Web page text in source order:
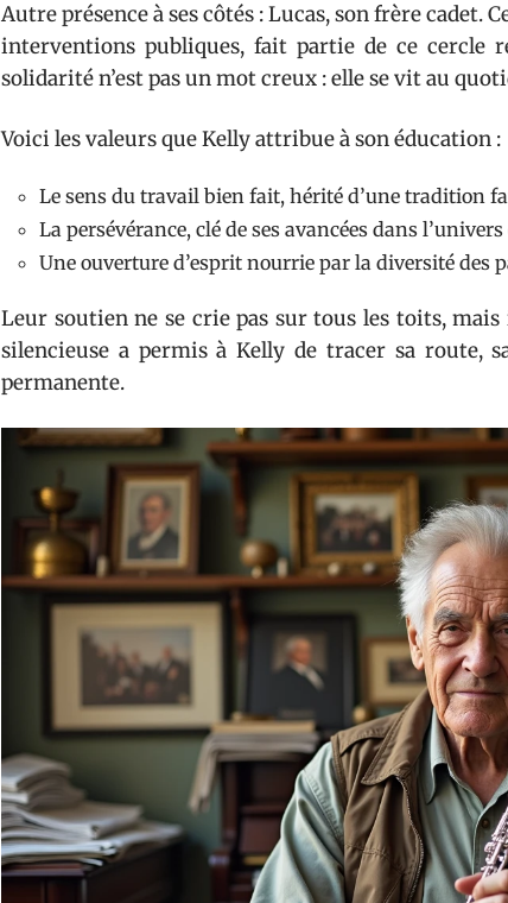
Autre présence à ses côtés : Lucas, son frère cadet.
interventions publiques, fait partie de ce cercle
solidarité n’est pas un mot creux : elle se vit au
Voici les valeurs que Kelly attribue à son éducation :
Le sens du travail bien fait, hérité d’une tradition
La persévérance, clé de ses avancées dans
Une ouverture d’esprit nourrie par la diversité des
Leur soutien ne se crie pas sur tous les toits,
silencieuse a permis à Kelly de tracer sa route,
permanente.